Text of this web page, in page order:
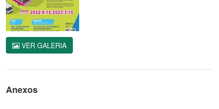
VER GALERIA
Anexos